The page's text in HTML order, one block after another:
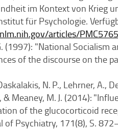
im Kontext von Krieg
für Psychologie.
articles/
(1997): "National
of the discourse on the
N. P., Lehrner, A.,
& Meaney, M. J. (2014):
of the glucocorticoid
of Psychiatry, 171(8), S.